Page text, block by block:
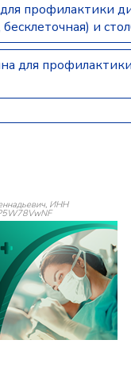
профилактики
и
для
ИНН